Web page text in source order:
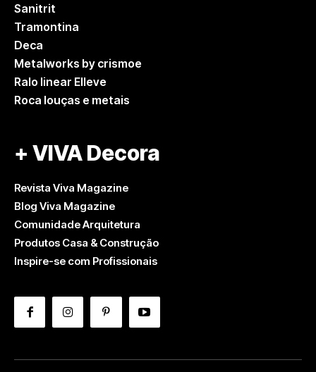
Sanitrit
Tramontina
Deca
Metalworks by crismoe
Ralo linear Elleve
Roca louças e metais
+ VIVA Decora
Revista Viva Magazine
Blog Viva Magazine
Comunidade Arquitetura
Produtos Casa & Construção
Inspire-se com Profissionais